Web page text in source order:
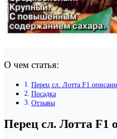
О чем статья:
Перец сл. Лотта F1
Посадка
Отзывы
Перец сл. Лотта F1